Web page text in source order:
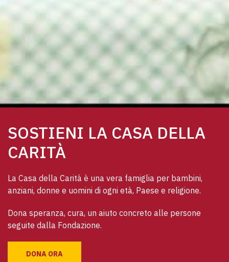
SOSTIENI LA CASA DELLA
CARITÀ
La Casa della Carità è una vera famiglia per bambini,
anziani, donne e uomini di ogni età, Paese e religione.
Dona speranza, cura, un aiuto concreto alle persone
seguite dalla Fondazione.
DONA ORA